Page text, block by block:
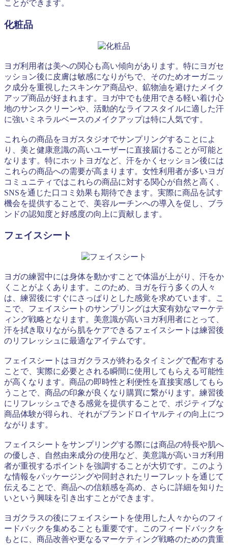
ことができます。
化粧品
ヨガ利用者は美への関心も高い傾向があります。特にヨガセ
ッション後に皮膚は敏感になりがちで、そのためオーガニッ
ク成分を重視したスキンケア商品や、鉱物油を避けたメイク
アップ商品が好まれます。ヨガ中でも使用できる軽い着け心
地のサンスクリーンや、活動的なライフスタイルに適した汗
に強いミネラルベースのメイクアップは特に人気です。
これらの商品をヨガスタジオでサンプリングすることによ
り、美と健康意識の高いユーザーに直接届けることが可能と
なります。特にホットヨガなど、汗をかくセッション後には
これらの商品への需要が高まります。女性利用者が多いヨガ
コミュニティではこれらの商品に対する関心が自然と高く、
SNSを通じた口コミ効果も期待できます。実際に商品を試す
機会を提供することで、美容ルーチンへの導入を促し、ブラ
ンドの認知度と好感度の向上に貢献します。
フェイスシート
ヨガの練習中には身体を動かすことで体温が上がり、汗をか
くことがよくあります。このため、ヨガを行う多くの人々
は、練習後にすぐにさっぱりとした感覚を求めています。こ
こで、フェイスシートのサンプリングは大変有効なマーケテ
ィング戦略となります。美意識が高いヨガ利用者にとって、
汗を拭き取りながら肌をケアできるフェイスシートは練習後
のリフレッシュに最適なアイテムです。
フェイスシートはヨガクラスが終わるタイミングで配布する
ことで、実際に必要とされる瞬間に使用してもらえる可能性
が高くなります。商品の即時性と利便性を直接実感してもら
うことで、商品の印象が良くなり購買に繋がります。練習後
にリフレッシュできる感覚を提供することで、ポジティブな
商品体験が得られ、それがブランドロイヤルティの向上につ
ながります。
フェイスシートをサンプリングする際には商品の特長や肌へ
の優しさ、自然由来成分の使用など、美意識が高いヨガ利用
者が重視するポイントを強調することが大切です。このよう
な情報をパッケージングや同封されたリーフレットを通じて
伝えることで、商品への信頼感を高め、さらに詳細を知りた
いという興味を引き出すことができます。
ヨガクラスの後にフェイスシートを使用した人々からのフィ
ードバックを集めることも重要です。このフィードバックを
もとに、商品改善や更なるマーケティング戦略のための貴重